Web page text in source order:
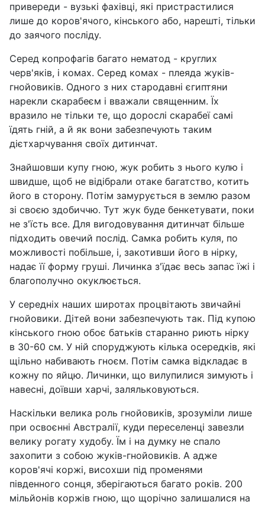
привереди - вузькі фахівці, які пристрастилися
лише до коров'ячого, кінського або, нарешті, тільки
до заячого посліду.
Серед копрофагів багато нематод - круглих
черв'яків, і комах. Серед комах - плеяда жуків-
гнойовиків. Одного з них стародавні єгиптяни
нарекли скарабеєм і вважали священним. Їх
вразило не тільки те, що дорослі скарабеї самі
їдять гній, а й як вони забезпечують таким
дієтхарчування своїх дитинчат.
Знайшовши купу гною, жук робить з нього кулю і
швидше, щоб не відібрали отаке багатство, котить
його в сторону. Потім замурується в землю разом
зі своєю здобиччю. Тут жук буде бенкетувати, поки
не з'їсть все. Для вигодовування дитинчат більше
підходить овечий послід. Самка робить куля, по
можливості побільше, і, закотивши його в нірку,
надає її форму груші. Личинка з'їдає весь запас їжі і
благополучно окуклюється.
У середніх наших широтах процвітають звичайні
гнойовики. Дітей вони забезпечують так. Під купою
кінського гною обоє батьків старанно риють нірку
в 30-60 см. У ній споруджують кілька осередків, які
щільно набивають гноєм. Потім самка відкладає в
кожну по яйцю. Личинки, що вилупилися зимують і
навесні, доївши харчі, заляльковуються.
Наскільки велика роль гнойовиків, зрозуміли лише
при освоєнні Австралії, куди переселенці завезли
велику рогату худобу. Їм і на думку не спало
захопити з собою жуків-гнойовиків. А адже
коров'ячі коржі, висохши під променями
південного сонця, зберігаються багато років. 200
мільйонів коржів гною, що щорічно залишалися на